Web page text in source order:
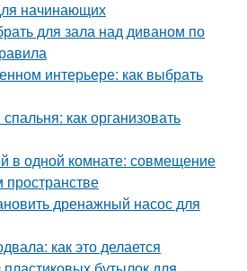
начинающих
для зала над диваном по
интерьере: как выбрать
как организовать
в одной комнате: совмещение
дренажный насос для
как это делается